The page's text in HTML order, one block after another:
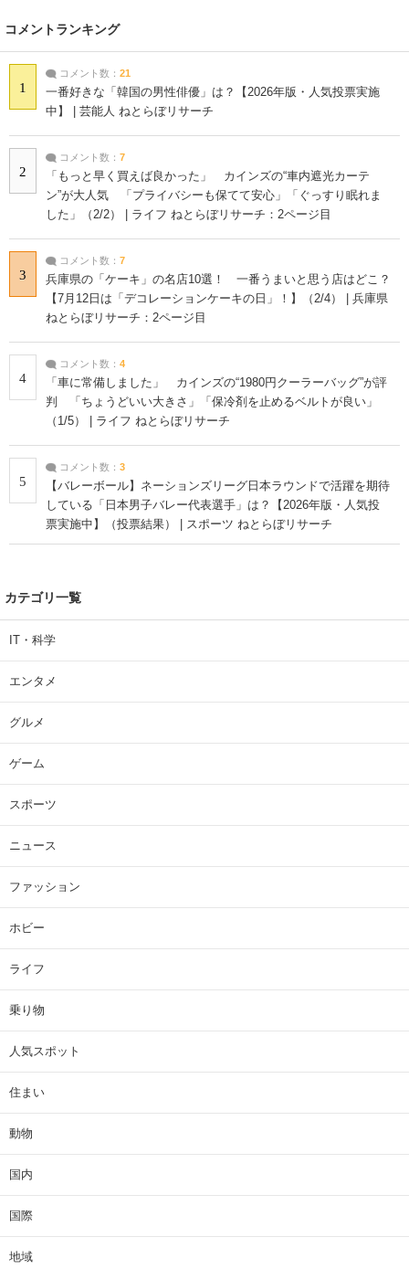
コメントランキング
1
コメント数： 21
一番好きな「韓国の男性俳優」は？【2026年版・人気投票実施
中】 | 芸能人 ねとらぼリサーチ
2
コメント数： 7
「もっと早く買えば良かった」 カインズの“車内遮光カーテ
ン”が大人気 「プライバシーも保てて安心」「ぐっすり眠れま
した」（2/2） | ライフ ねとらぼリサーチ：2ページ目
3
コメント数： 7
兵庫県の「ケーキ」の名店10選！ 一番うまいと思う店はどこ？
【7月12日は「デコレーションケーキの日」！】（2/4） | 兵庫県
ねとらぼリサーチ：2ページ目
4
コメント数： 4
「車に常備しました」 カインズの“1980円クーラーバッグ”が評
判 「ちょうどいい大きさ」「保冷剤を止めるベルトが良い」
（1/5） | ライフ ねとらぼリサーチ
5
コメント数： 3
【バレーボール】ネーションズリーグ日本ラウンドで活躍を期待
している「日本男子バレー代表選手」は？【2026年版・人気投
票実施中】（投票結果） | スポーツ ねとらぼリサーチ
カテゴリ一覧
IT・科学
エンタメ
グルメ
ゲーム
スポーツ
ニュース
ファッション
ホビー
ライフ
乗り物
人気スポット
住まい
動物
国内
国際
地域